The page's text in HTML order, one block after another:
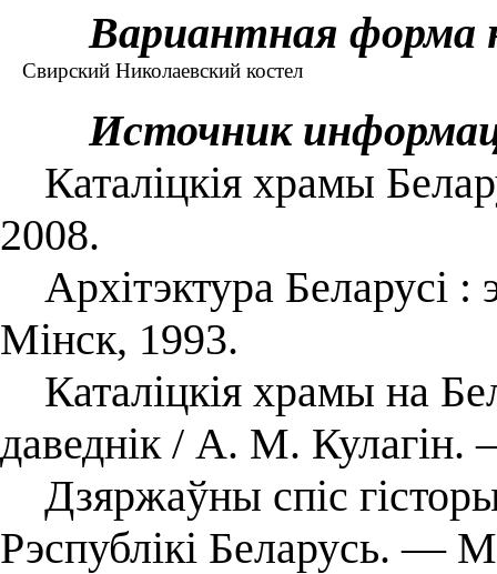
Вариантная форма
Свирский Николаевский костел
Источник
Каталіцкія храмы
2008.
Архітэктура Беларусі
Мінск, 1993.
Каталіцкія храмы на
даведнік / А. М.
Дзяржаўны спіс
Рэспублікі Беларусь. —